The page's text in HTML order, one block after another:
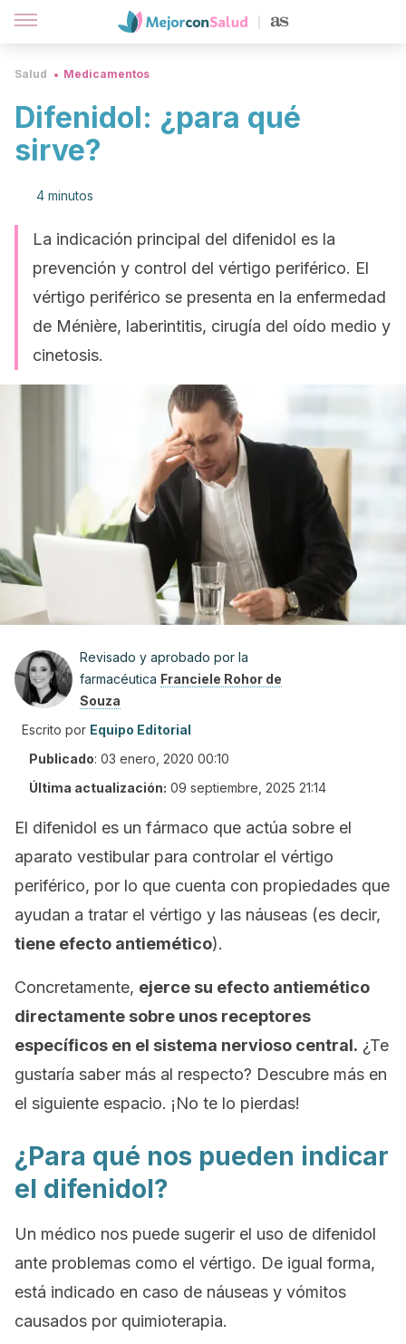
Salud Medicamentos
Difenidol: ¿para qué
sirve?
4 minutos
La indicación principal del difenidol es la
prevención y control del vértigo periférico. El
vértigo periférico se presenta en la enfermedad
de Ménière, laberintitis, cirugía del oído medio y
cinetosis.
Revisado y aprobado por la
farmacéutica Franciele Rohor de
Souza
Escrito por Equipo Editorial
Publicado: 03 enero, 2020 00:10
Última actualización: 09 septiembre, 2025 21:14
El difenidol es un fármaco que actúa sobre el
aparato vestibular para controlar el vértigo
periférico, por lo que cuenta con propiedades que
ayudan a tratar el vértigo y las náuseas (es decir,
tiene efecto antiemético).
Concretamente, ejerce su efecto antiemético
directamente sobre unos receptores
específicos en el sistema nervioso central. ¿Te
gustaría saber más al respecto? Descubre más en
el siguiente espacio. ¡No te lo pierdas!
¿Para qué nos pueden indicar
el difenidol?
Un médico nos puede sugerir el uso de difenidol
ante problemas como el vértigo. De igual forma,
está indicado en caso de náuseas y vómitos
causados por quimioterapia.